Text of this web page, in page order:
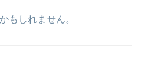
もしれません。